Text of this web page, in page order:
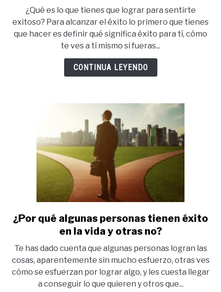
lograr
el
éxito
en
la
no
sabes
de
tu
cerebro.
¿Qué es lo que tienes que lograr para sentirte
exitoso? Para alcanzar el éxito lo primero que tienes
que hacer es definir qué significa éxito para tí, cómo
te ves a tí mismo si fueras...
CONTINUA LEYENDO
link
to
qué
algunas
personas
tienen
¿Por qué algunas personas tienen éxito
en la vida y otras no?
Te has dado cuenta que algunas personas logran las
cosas, aparentemente sin mucho esfuerzo, otras ves
cómo se esfuerzan por lograr algo, y les cuesta llegar
a conseguir lo que quieren y otros que...